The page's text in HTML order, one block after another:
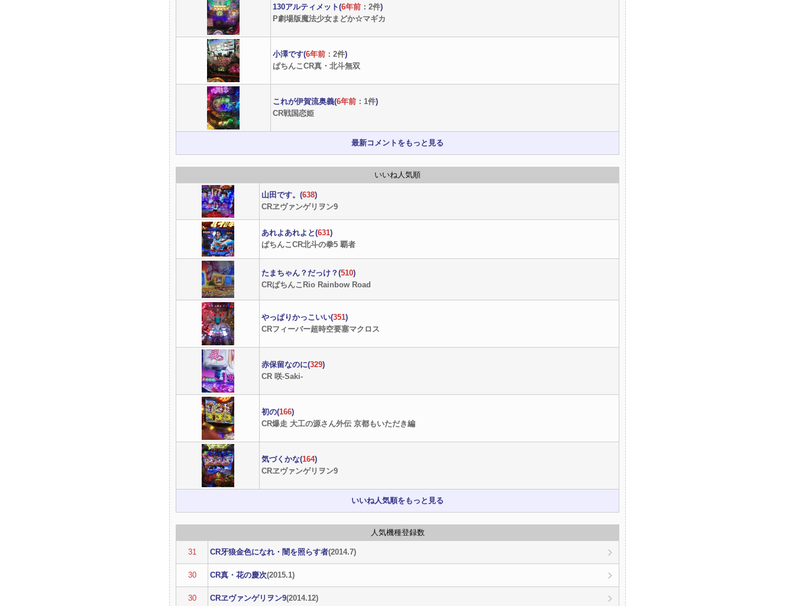
130アルティメット(6年前 ：2件)
P劇場版魔法少女まどか☆マギカ
小澤です(6年前 ：2件)
ぱちんこCR真・北斗無双
これが伊賀流奥義(6年前 ：1件)
CR戦国恋姫
最新コメントをもっと見る
いいね人気順
山田です。(638)
CRヱヴァンゲリヲン9
あれよあれよと(631)
ぱちんこCR北斗の拳5 覇者
たまちゃん？だっけ？(510)
CRぱちんこRio Rainbow Road
やっぱりかっこいい(351)
CRフィーバー超時空要塞マクロス
赤保留なのに(329)
CR 咲-Saki-
初の(166)
CR爆走 大工の源さん外伝 京都もいただき編
気づくかな(164)
CRヱヴァンゲリヲン9
いいね人気順をもっと見る
人気機種登録数
31 CR牙狼金色になれ・闇を照らす者(2014.7)
30 CR真・花の慶次(2015.1)
30 CRヱヴァンゲリヲン9(2014.12)